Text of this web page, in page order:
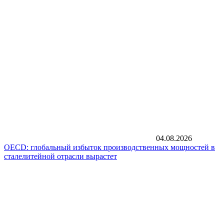
04.08.2026
OECD: глобальный избыток производственных мощностей в
сталелитейной отрасли вырастет